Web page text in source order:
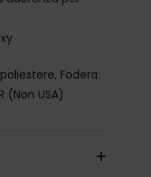
Fodera:
(Non USA)